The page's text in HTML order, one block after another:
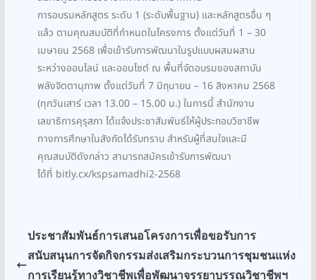
การอบรมหลักสูตร ระดับ 1 (ระดับพื้นฐาน) และหลักสูตรอื่น ๆ
แล้ว ตามคุณสมบัติที่กำหนดในโครงการ ตั้งแต่วันที่ 1 – 30
เมษายน 2568 เพื่อเข้ารับการพัฒนาในรูปแบบผสมผสาน
ระหว่างออนไลน์ และออนไซต์ ณ พื้นที่จัดอบรมของสถาบัน
พลังจิตตานุภาพ ตั้งแต่วันที่ 7 มิถุนายน – 16 สิงหาคม 2568
(ทุกวันเสาร์ เวลา 13.00 – 15.00 น.) ในการนี้ สำนักงาน
เลขาธิการคุรุสภา ได้แจ้งประชาสัมพันธ์ให้ผู้ประกอบวิชาชีพ
ทางการศึกษาในสังกัดได้รับทราบ สำหรับผู้ที่สนใจและมี
คุณสมบัติดังกล่าว สามารถสมัครเข้ารับการพัฒนา
ได้ที่ bitly.cx/kspsamadhi2-2568
ประชาสัมพันธ์การเสนอโครงการเพื่อขอรับการ
สนับสนุนการจัดกิจกรรมส่งเสริมกระบวนการชุมชนแห่ง
การเรียนรู้ทางวิชาชีพเพื่อพัฒนาจรรยาบรรณวิชาชีพฯ